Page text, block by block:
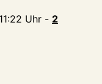
Uhr - 2